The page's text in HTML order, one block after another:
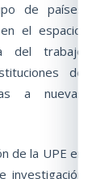
de países
el espacio.
del trabajo
de
a nuevas
de la UPE en